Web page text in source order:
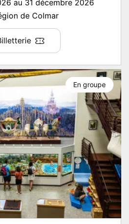
au 31 décembre 2026
de Colmar
En groupe